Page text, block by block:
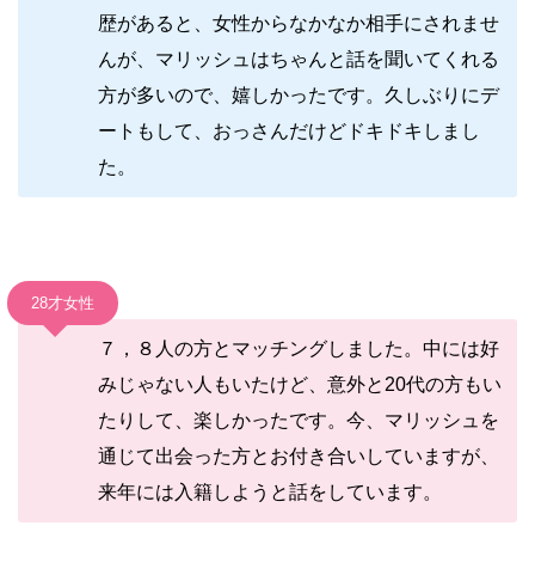
歴があると、女性からなかなか相手にされませ
んが、マリッシュはちゃんと話を聞いてくれる
方が多いので、嬉しかったです。久しぶりにデ
ートもして、おっさんだけどドキドキしまし
た。
28才女性
７，８人の方とマッチングしました。中には好
みじゃない人もいたけど、意外と20代の方もい
たりして、楽しかったです。今、マリッシュを
通じて出会った方とお付き合いしていますが、
来年には入籍しようと話をしています。